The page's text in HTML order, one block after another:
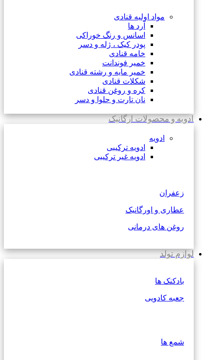
مواد اولیه قنادی
آرد ها
اسانس و رنگ خوراکی
پودر کیک ، ژله و دسر
خامه قنادی
خمیر فوندانت
خمیر مایه و رشته قنادی
شکلات قنادی
کره و روغن قنادی
نان تارت و حلوا و دسر
ادویه و محصولات ارگانیک
ادویه
ادویه ترکیبی
ادویه غیر ترکیبی
زعفران
عطاری و اورگانیک
روغن های درمانی
لوازم تولد
بادکنک ها
جعبه کادویی
شمع ها